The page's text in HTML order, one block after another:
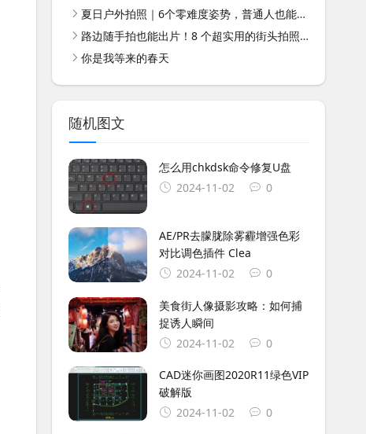
夏日户外拍照｜6个零难度姿势，普通人也能拍出松弛感
路边随手拍也能出片！8 个超实用的街头拍照姿势技巧
你是我等来的春天
随机图文
怎么用chkdsk命令修复U盘
2024-11-02
0
AE/PR去朦胧除雾霾增强色彩
对比调色插件 Clea
2024-11-02
0
美食街人像摄影攻略：如何捕
捉诱人瞬间
2024-11-02
0
CAD迷你画图2020R11绿色VIP
破解版
2024-11-02
0